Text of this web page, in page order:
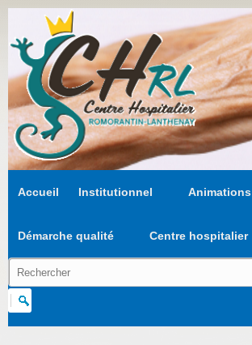
Aller au contenu principal
Accueil Institutionnel Animations
Démarche qualité Centre hospitalier
Formulaire de recherche
Chercher dans ce site